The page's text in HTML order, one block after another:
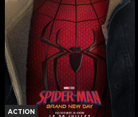
Réservation
TOUT PUBLIC
ACTION